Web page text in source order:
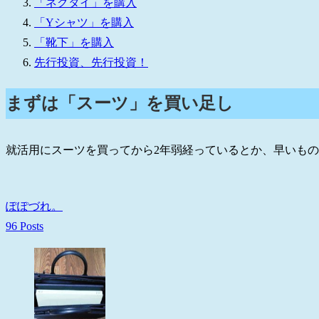
「Yシャツ」を購入
「靴下」を購入
先行投資、先行投資！
まずは「スーツ」を買い足し
就活用にスーツを買ってから2年弱経っているとか、早いも
ぽぽづれ。
96 Posts